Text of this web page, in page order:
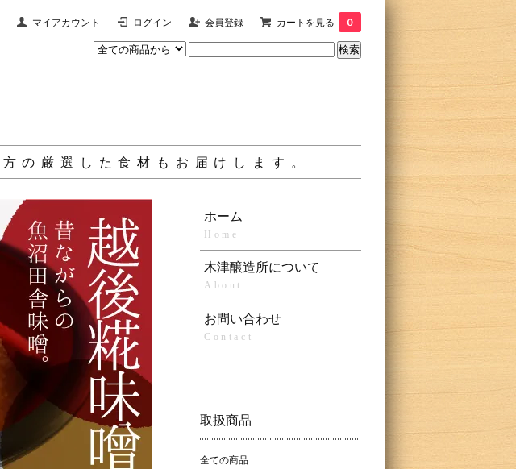
マイアカウント ログイン 会員登録 カートを見る 0
の厳選した食材もお届けします。
ホーム
Home
木津醸造所について
About
お問い合わせ
Contact
取扱商品
全ての商品